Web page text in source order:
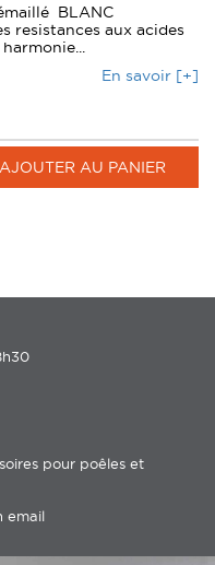
BLANC
resistances aux acides
En savoir [+]
AJOUTER AU PANIER
pour poêles et
email